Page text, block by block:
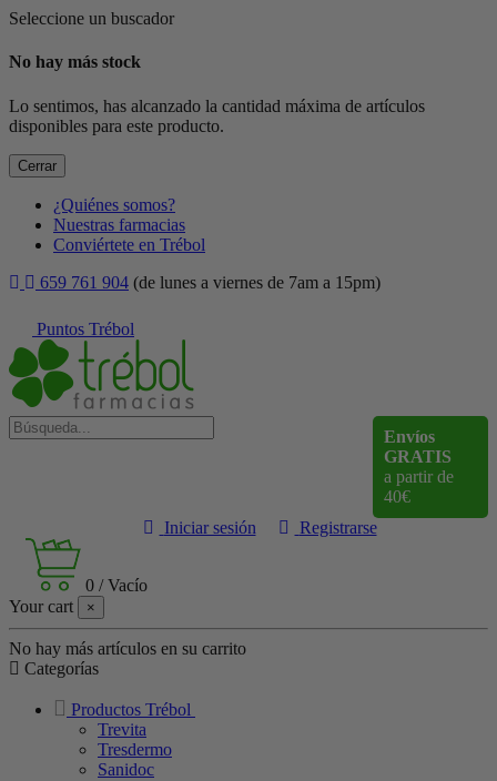
Seleccione un buscador
No hay más stock
Lo sentimos, has alcanzado la cantidad máxima de artículos
disponibles para este producto.
Cerrar
¿Quiénes somos?
Nuestras farmacias
Conviértete en Trébol
659 761 904 (de lunes a viernes de 7am a 15pm)
Puntos Trébol
Envíos
GRATIS
a partir de
40€
Iniciar sesión
Registrarse
0 /Vacío
Your cart
×
No hay más artículos en su carrito
Categorías
Productos Trébol
Trevita
Tresdermo
Sanidoc